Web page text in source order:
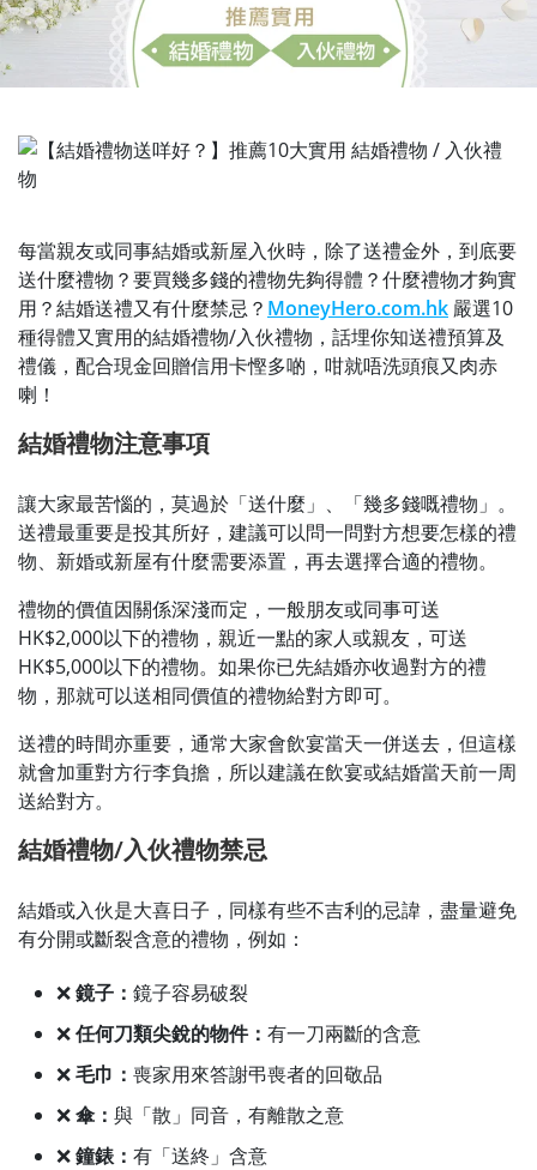
每當親友或同事結婚或新屋入伙時，除了送禮金外，到底要
送什麼禮物？要買幾多錢的禮物先夠得體？什麼禮物才夠實
用？結婚送禮又有什麼禁忌？ MoneyHero.com.hk 嚴選10
種得體又實用的結婚禮物/入伙禮物，話埋你知送禮預算及
禮儀，配合現金回贈信用卡慳多啲，咁就唔洗頭痕又肉赤
喇！
結婚禮物注意事項
讓大家最苦惱的，莫過於「送什麼」、「幾多錢嘅禮物」。
送禮最重要是投其所好，建議可以問一問對方想要怎樣的禮
物、新婚或新屋有什麼需要添置，再去選擇合適的禮物。
禮物的價值因關係深淺而定，一般朋友或同事可送
HK$2,000以下的禮物，親近一點的家人或親友，可送
HK$5,000以下的禮物。如果你已先結婚亦收過對方的禮
物，那就可以送相同價值的禮物給對方即可。
送禮的時間亦重要，通常大家會飲宴當天一併送去，但這樣
就會加重對方行李負擔，所以建議在飲宴或結婚當天前一周
送給對方。
結婚禮物/入伙禮物禁忌
結婚或入伙是大喜日子，同樣有些不吉利的忌諱，盡量避免
有分開或斷裂含意的禮物，例如：
❌鏡子： 鏡子容易破裂
❌任何刀類尖銳的物件： 有一刀兩斷的含意
❌毛巾： 喪家用來答謝弔喪者的回敬品
❌傘： 與「散」同音，有離散之意
❌鐘錶： 有「送終」含意